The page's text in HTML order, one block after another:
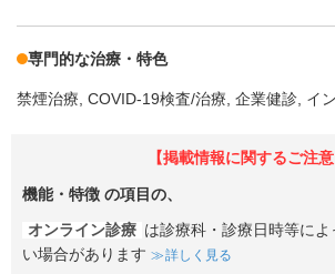
専門的な治療・特色
禁煙治療 COVID-19検査/治療 企業健診 イ
【掲載情報に関するご注意
機能・特徴 の項目の、
オンライン診療 は診療科・診療日時等に
い場合があります
詳しく見る